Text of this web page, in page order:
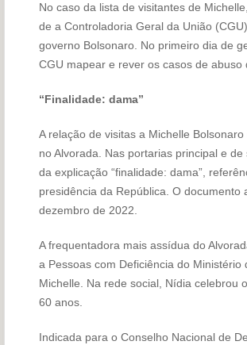
No caso da lista de visitantes de
de a Controladoria Geral da União
governo Bolsonaro. No primeiro dia de
CGU mapear e rever os casos de abuso
“Finalidade: dama”
A relação de visitas a Michelle
no Alvorada. Nas portarias principal e
da explicação “finalidade: dama”,
presidência da República. O
dezembro de 2022.
A frequentadora mais assídua do
a Pessoas com Deficiência do
Michelle. Na rede social, Nídia celebrou
60 anos.
Indicada para o Conselho Nacional de